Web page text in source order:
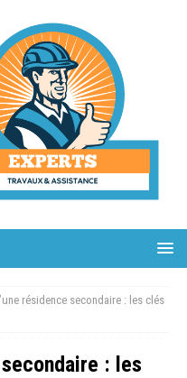
résidence secondaire : les clés
: les